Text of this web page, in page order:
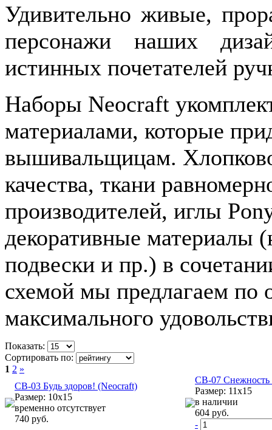
Удивительно живые,
персонажи наших
истинных почетателей
Наборы Neocraft
материалами, которые
вышивальщицам.
качества, ткани
производителей, иглы
декоративные материалы
подвески и пр.) в
схемой мы предлагаем по
максимального
Показать:
Сортировать по:
1 2 »
CB-03 Будь здоров! (Neocraft)
Размер: 10х15
временно отсутствует
740 руб.
CB-07 Снежность
Размер: 11х15
в наличии
604 руб.
-